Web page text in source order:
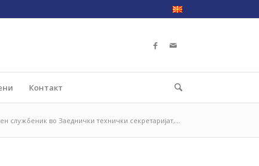
Контакт
службеник во Заеднички технички секретаријат,...